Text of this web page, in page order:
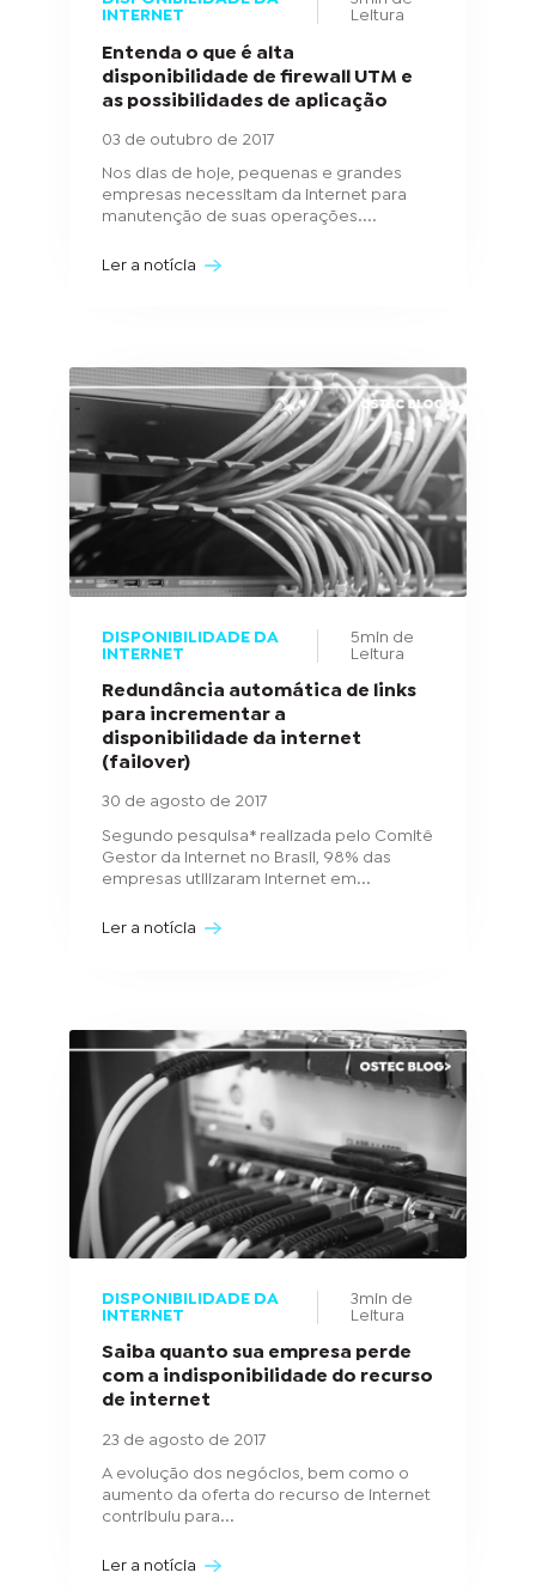
INTERNET
Leitura
Entenda o que é alta
disponibilidade de firewall UTM e
as possibilidades de aplicação
03 de outubro de 2017
Nos dias de hoje, pequenas e grandes
empresas necessitam da internet para
manutenção de suas operações....
Ler a notícia
DISPONIBILIDADE DA
INTERNET
5min de
Leitura
Redundância automática de links
para incrementar a
disponibilidade da internet
(failover)
30 de agosto de 2017
Segundo pesquisa* realizada pelo Comitê
Gestor da Internet no Brasil, 98% das
empresas utilizaram Internet em...
Ler a notícia
DISPONIBILIDADE DA
INTERNET
3min de
Leitura
Saiba quanto sua empresa perde
com a indisponibilidade do recurso
de internet
23 de agosto de 2017
A evolução dos negócios, bem como o
aumento da oferta do recurso de internet
contribuiu para...
Ler a notícia